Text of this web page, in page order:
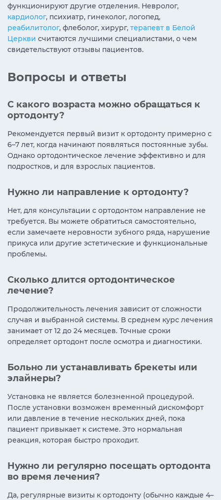
функционируют другие отделения. Невролог,
кардиолог, психиатр, гинеколог, логопед,
реабилитолог, флеболог, хирург, терапевт в Белой
Церкви считаются лучшими специалистами, о чем
свидетельствуют отзывы пациентов.
Вопросы и ответы
С какого возраста можно обращаться к
ортодонту?
Рекомендуется первый визит к ортодонту примерно с
6–7 лет, когда начинают появляться постоянные зубы.
Однако ортодонтическое лечение эффективно и для
подростков, и для взрослых пациентов.
Нужно ли направление к ортодонту?
Нет, для консультации с ортодонтом направление не
требуется. Вы можете обратиться самостоятельно,
если замечаете неровности зубного ряда, нарушение
прикуса или другие эстетические и функциональные
проблемы.
Сколько длится ортодонтическое
лечение?
Продолжительность лечения зависит от сложности
случая и выбранной системы. В среднем курс лечения
занимает от 12 до 24 месяцев. Точные сроки
определяет ортодонт после осмотра и диагностики.
Больно ли устанавливать брекеты или
элайнеры?
Установка не является болезненной процедурой.
После установки возможен временный дискомфорт
или давление в течение нескольких дней, пока
пациент привыкает к системе. Это нормальная
реакция, которая быстро проходит.
Нужно ли регулярно посещать ортодонта
во время лечения?
Да, регулярные визиты к ортодонту (обычно каждые 4–